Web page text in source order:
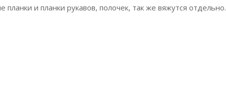
и планки рукавов, полочек, так же вяжутся отдельно.